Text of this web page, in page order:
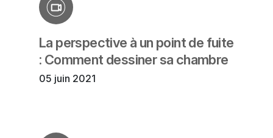
La perspective à un point de fuite
: Comment dessiner sa chambre
05 juin 2021